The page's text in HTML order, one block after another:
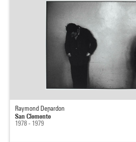
Raymond Depardon
San Clemente
1978 - 1979